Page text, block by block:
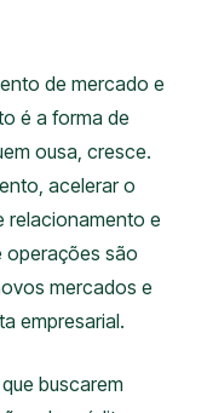
de mercado e
é a forma de
ousa, cresce.
acelerar o
relacionamento e
operações são
mercados e
empresarial.
buscarem